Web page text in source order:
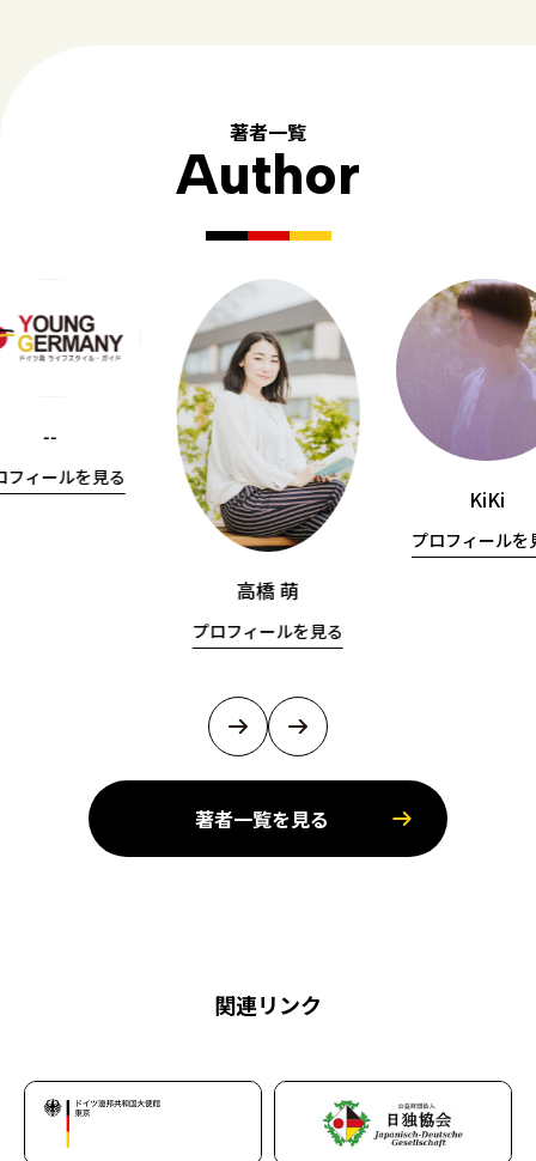
著者一覧
Author
--
フィールを見る
高橋 萌
プロフィールを見る
KiKi
プロフィールを
著者一覧を見る
関連リンク